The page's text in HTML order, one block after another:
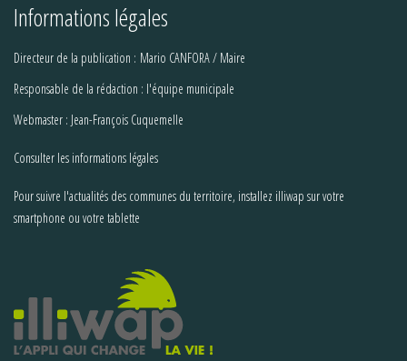
Informations légales
Directeur de la publication : Mario CANFORA / Maire
Responsable de la rédaction : l'équipe municipale
Webmaster : Jean-François Cuquemelle
Consulter les informations légales
Pour suivre l'actualités des communes du territoire, installez illiwap sur votre
smartphone ou votre tablette